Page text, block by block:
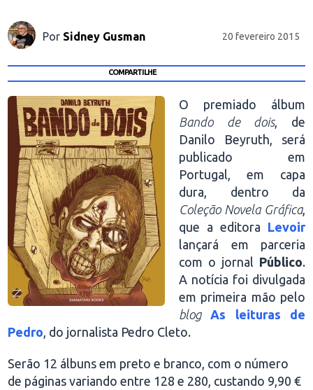
Por Sidney Gusman 20 fevereiro 2015
COMPARTILHE
O premiado álbum
Bando de dois, de
Danilo Beyruth, será
publicado em
Portugal, em capa
dura, dentro da
Coleção Novela Gráfica,
que a editora Levoir
lançará em parceria
com o jornal Público.
A notícia foi divulgada
em primeira mão pelo
blog
As leituras de
Pedro, do jornalista Pedro Cleto.
Serão 12 álbuns em preto e branco, com o número
de páginas variando entre 128 e 280, custando 9,90 €